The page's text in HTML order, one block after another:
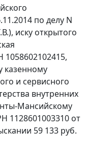
по делу N
иску открытого
казенному
и сервисного
внутренних
Мансийскому
1128601003310 от
59 133 руб.